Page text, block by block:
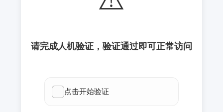
请完成人机验证，验证通过即可正常访问